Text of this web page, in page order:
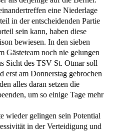
eine Niederlage
in der entscheidenden Partie
sein kann, haben diese
bewiesen. In den sieben
Gästeteam noch nie gelungen
Sicht des TSV St. Otmar soll
erst am Donnerstag gebrochen
alles daran setzen die
um so einige Tage mehr
wieder gelingen sein Potential
in der Verteidigung und